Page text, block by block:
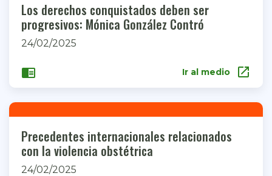
Los derechos conquistados deben ser
progresivos: Mónica González Contró
24/02/2025
chrome_reader_mode Ir al medio open_in_new
Precedentes internacionales relacionados
con la violencia obstétrica
24/02/2025